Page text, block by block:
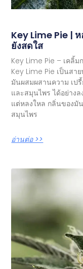
Key Lime Pie |
ยังสดใส
Key Lime Pie – เคลิ้
Key Lime Pie เป็นสา
มันผสมผสานความ เป
และสมุนไพร ได้อย่าง
แต่หลงใหล กลิ่นของมั
สมุนไพร
อ่านต่อ >>